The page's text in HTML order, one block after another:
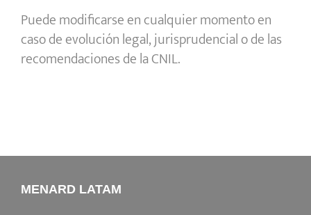
Puede modificarse en cualquier momento en
caso de evolución legal, jurisprudencial o de las
recomendaciones de la CNIL.
MENARD LATAM